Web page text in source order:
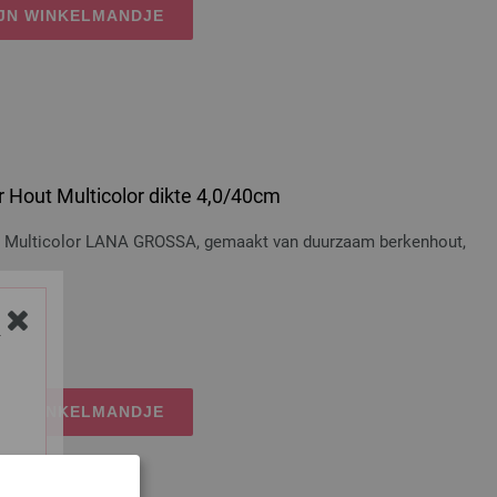
WINKELMANDJE
Hout Multicolor dikte 4,0/40cm
LANA GROSSA, gemaakt van duurzaam berkenhout,
WINKELMANDJE